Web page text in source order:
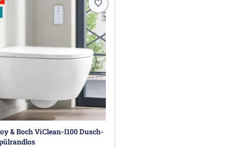
& Boch ViClean-I100 Dusch-